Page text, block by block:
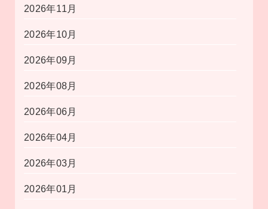
2026年11月
2026年10月
2026年09月
2026年08月
2026年06月
2026年04月
2026年03月
2026年01月